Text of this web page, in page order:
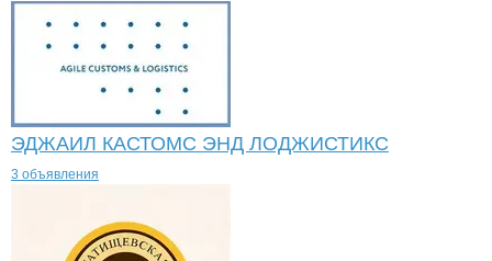
ЭДЖАИЛ КАСТОМС ЭНД ЛОДЖИСТИКС
3 объявления